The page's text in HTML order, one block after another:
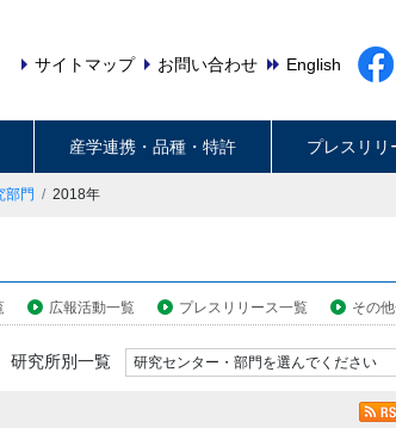
サイトマップ お問い合わせ English
産学連携・品種・特許 プレスリリ
部門 2018年
広報活動一覧 プレスリリース一覧 その
研究所別一覧 研究センター・部門を選んでください